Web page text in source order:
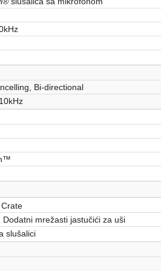
Bi-directional
Dodatni mrežasti jastučići za uši
slušalici